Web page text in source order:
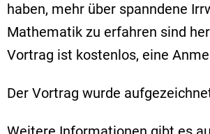
haben, mehr über spanndene
Mathematik zu erfahren sind
Vortrag ist kostenlos, eine
Der Vortrag wurde